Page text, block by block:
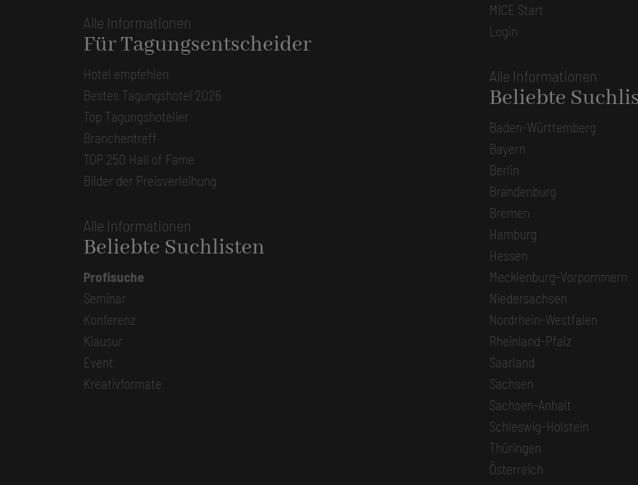
Alle Informationen
Für Tagungsentscheider
Hotel empfehlen
Bestes Tagungshotel 2026
Top Tagungshotelier
Branchentreff
TOP 250 Hall of Fame
Bilder der Preisverleihung
Alle Informationen
Beliebte Suchlisten
Profisuche
Seminar
Konferenz
Klausur
Event
Kreativformate
MICE Start
Login
Alle Informationen
Beliebte
Baden-Württemberg
Bayern
Berlin
Brandenburg
Bremen
Hamburg
Hessen
Mecklenburg-Vorpommern
Niedersachsen
Nordrhein-Westfalen
Rheinland-Pfalz
Saarland
Sachsen
Sachsen-Anhalt
Schleswig-Holstein
Thüringen
Österreich